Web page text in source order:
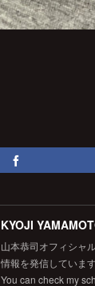
KYOJI
山本恭司オフィシャ
情報を発信していま
You can check my